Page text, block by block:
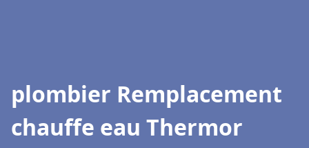
plombier Remplacement
chauffe eau Thermor